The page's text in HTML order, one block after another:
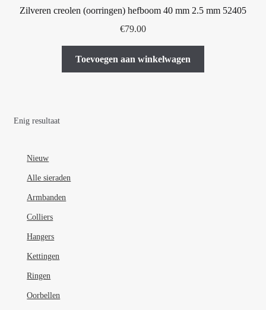
Zilveren creolen (oorringen) hefboom 40 mm 2.5 mm 52405
€79.00
Toevoegen aan winkelwagen
Enig resultaat
Nieuw
Alle sieraden
Armbanden
Colliers
Hangers
Kettingen
Ringen
Oorbellen